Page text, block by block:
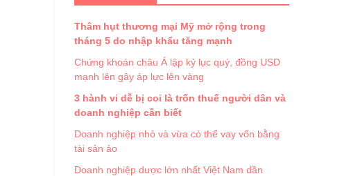
Thâm hụt thương mại Mỹ mở rộng trong
tháng 5 do nhập khẩu tăng mạnh
Chứng khoán châu Á lập kỷ lục quý, đồng USD
mạnh lên gây áp lực lên vàng
3 hành vi dễ bị coi là trốn thuế người dân và
doanh nghiệp cần biết
Doanh nghiệp nhỏ và vừa có thể vay vốn bằng
tài sản ảo
Doanh nghiệp dược lớn nhất Việt Nam dần